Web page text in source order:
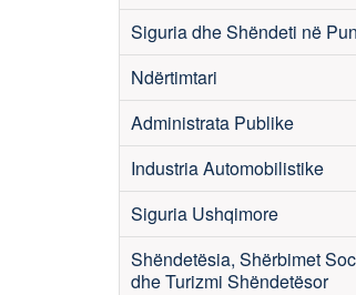
Siguria dhe Shëndeti në
Ndërtimtari
Administrata Publike
Industria Automobilistike
Siguria Ushqimore
Shëndetësia, Shërbimet
dhe Turizmi Shëndetësor